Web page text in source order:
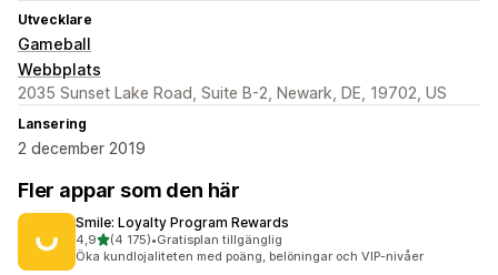
Utvecklare
Gameball
Webbplats
2035 Sunset Lake Road, Suite B-2, Newark, DE, 19702, US
Lansering
2 december 2019
Fler appar som den här
Smile: Loyalty Program Rewards
4,9av 5 stjärnor
(4 175)
4175 recensioner totalt
•Gratisplan tillgänglig
Öka kundlojaliteten med poäng, belöningar och VIP-nivåer